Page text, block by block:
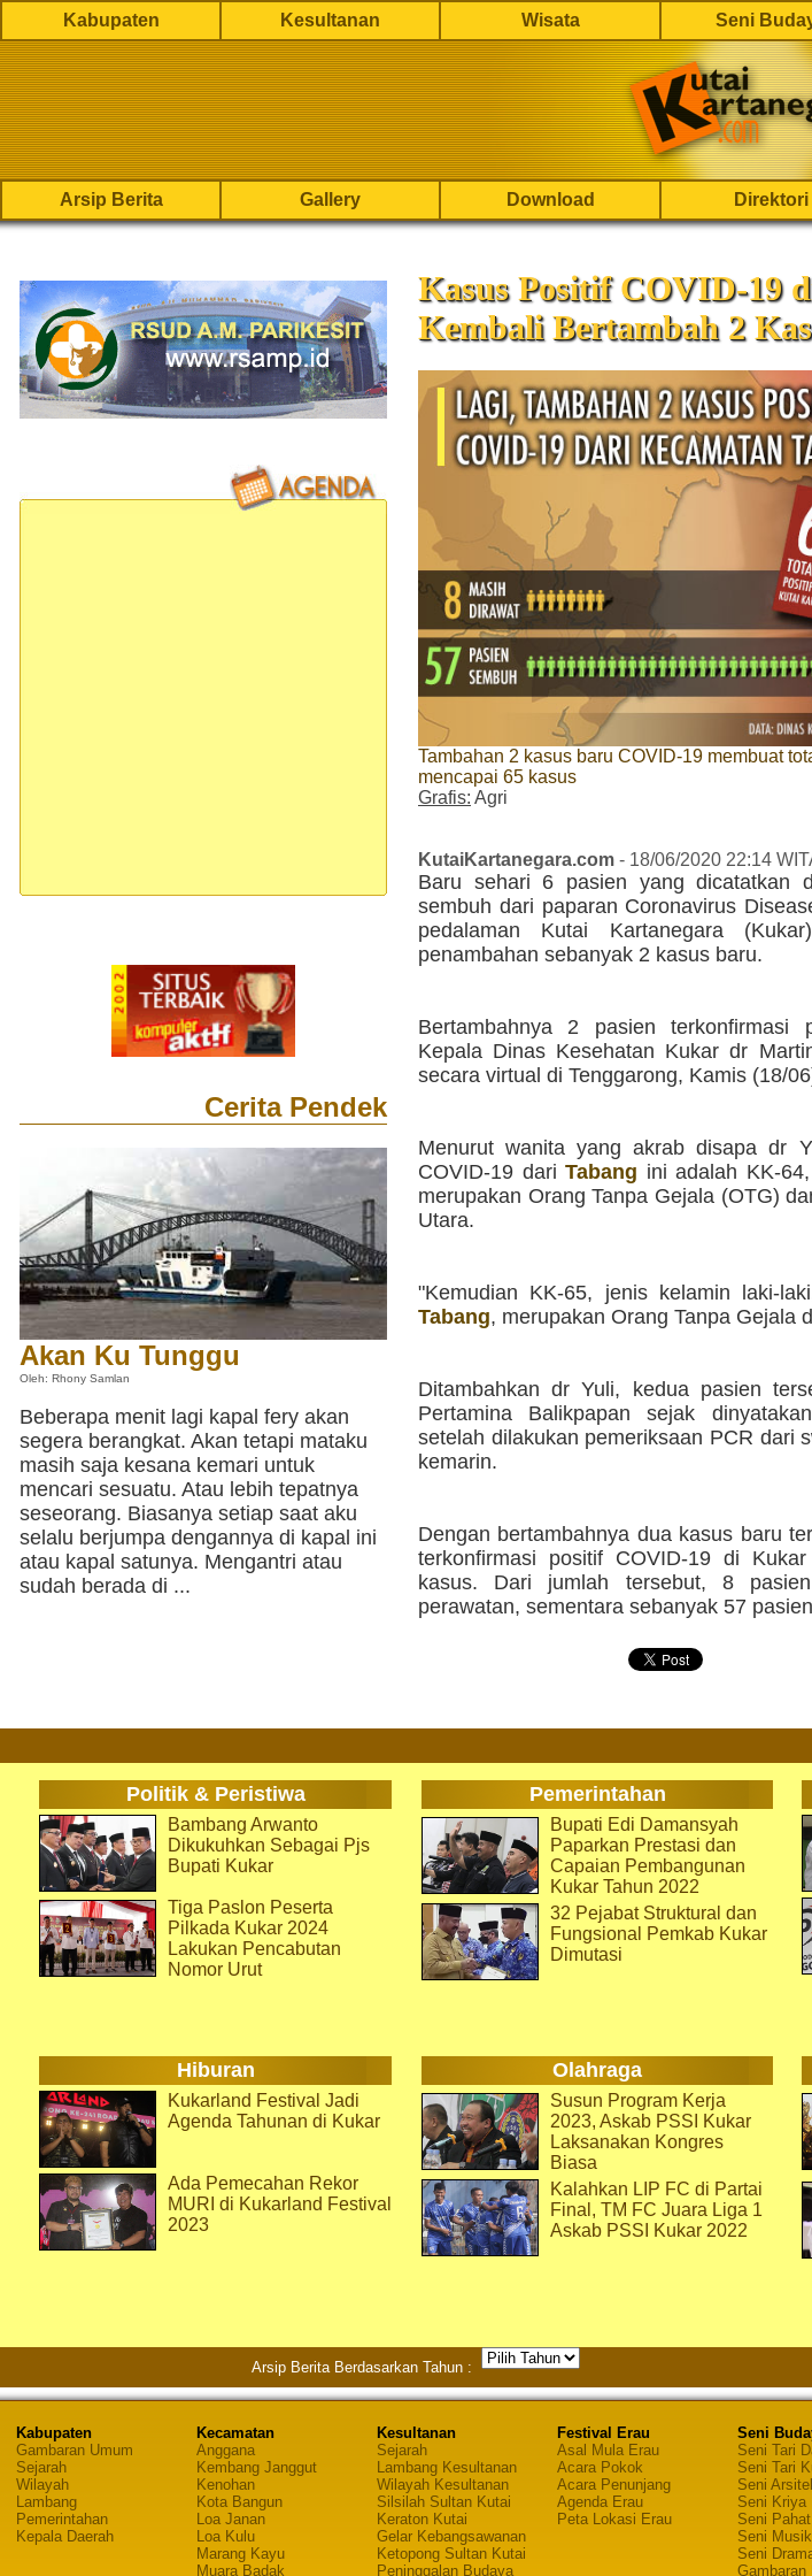
Kabupaten Kesultanan Wisata Seni
Arsip Berita Gallery Download Direktori
Cerita Pendek
Akan Ku Tunggu
Oleh: Rhony Samlan
Beberapa menit lagi kapal fery akan
segera berangkat. Akan tetapi mataku
masih saja kesana kemari untuk
mencari sesuatu. Atau lebih tepatnya
seseorang. Biasanya setiap saat aku
selalu berjumpa dengannya di kapal ini
atau kapal satunya. Mengantri atau
sudah berada di ...
Kasus Positif COVID-19
Kembali Bertambah 2
Tambahan 2 kasus baru COVID-19 membuat
mencapai 65 kasus
Grafis: Agri
KutaiKartanegara.com - 18/06/2020 22:14
Baru sehari 6 pasien yang dicatatkan
sembuh dari paparan Coronavirus
pedalaman Kutai Kartanegara
penambahan sebanyak 2 kasus baru.
Bertambahnya 2 pasien terkonfirmasi
Kepala Dinas Kesehatan Kukar dr
secara virtual di Tenggarong, Kamis (18/
Menurut wanita yang akrab disapa dr
COVID-19 dariTabang ini adalah KK-
merupakan Orang Tanpa Gejala (OTG)
Utara.
"Kemudian KK-65, jenis kelamin laki-
Tabang, merupakan Orang Tanpa Gejala
Ditambahkan dr Yuli, kedua pasien
Pertamina Balikpapan sejak
setelah dilakukan pemeriksaan PCR dari
kemarin.
Dengan bertambahnya dua kasus baru
terkonfirmasi positif COVID-19 di
kasus. Dari jumlah tersebut, 8
perawatan, sementara sebanyak 57
Politik & Peristiwa Pemerintahan
Bambang Arwanto
Dikukuhkan Sebagai Pjs
Bupati Kukar
Tiga Paslon Peserta
Pilkada Kukar 2024
Lakukan Pencabutan
Nomor Urut
Bupati Edi Damansyah
Paparkan Prestasi dan
Capaian Pembangunan
Kukar Tahun 2022
32 Pejabat Struktural dan
Fungsional Pemkab Kukar
Dimutasi
Hiburan Olahraga
Kukarland Festival Jadi
Agenda Tahunan di Kukar
Ada Pemecahan Rekor
MURI di Kukarland Festival
2023
Susun Program Kerja
2023, Askab PSSI Kukar
Laksanakan Kongres
Biasa
Kalahkan LIP FC di Partai
Final, TM FC Juara Liga 1
Askab PSSI Kukar 2022
Arsip Berita Berdasarkan Tahun :
Kabupaten
Gambaran Umum
Sejarah
Wilayah
Lambang
Pemerintahan
Kepala Daerah
Kecamatan
Anggana
Kembang Janggut
Kenohan
Kota Bangun
Loa Janan
Loa Kulu
Marang Kayu
Muara Badak
Kesultanan
Sejarah
Lambang Kesultanan
Wilayah Kesultanan
Silsilah Sultan Kutai
Keraton Kutai
Gelar Kebangsawanan
Ketopong Sultan Kutai
Peninggalan Budaya
Festival Erau
Asal Mula Erau
Acara Pokok
Acara Penunjang
Agenda Erau
Peta Lokasi Erau
Seni
Seni Tari
Seni Tari
Seni
Seni Kriya
Seni Pahat
Seni Musik
Seni
Gambaran